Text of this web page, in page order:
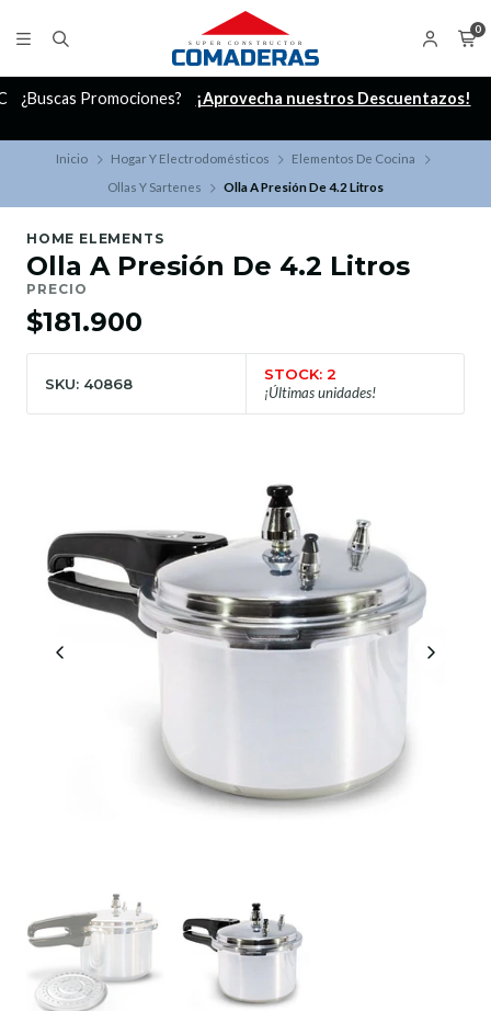
0
¿Buscas Promociones? ¡Aprovecha nuestros Descuentazos!
Inicio Hogar Y Electrodomésticos
Elementos De Cocina
Ollas Y Sartenes
Olla A Presión De 4.2 Litros
HOME ELEMENTS
Olla A Presión De 4.2 Litros
PRECIO
$181.900
SKU: 40868
STOCK: 2
¡Últimas unidades!